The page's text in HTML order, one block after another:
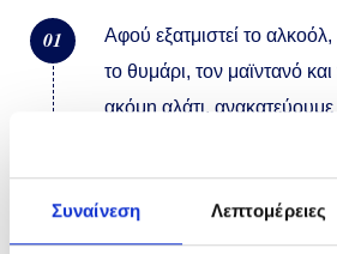
Συναίνεση Λεπτομέρειες
01
Αφού εξατμιστεί το
το θυμάρι, τον μαϊντανό
ακόμη αλάτι,
02
Πασπαλίζουμε με ξύσμα